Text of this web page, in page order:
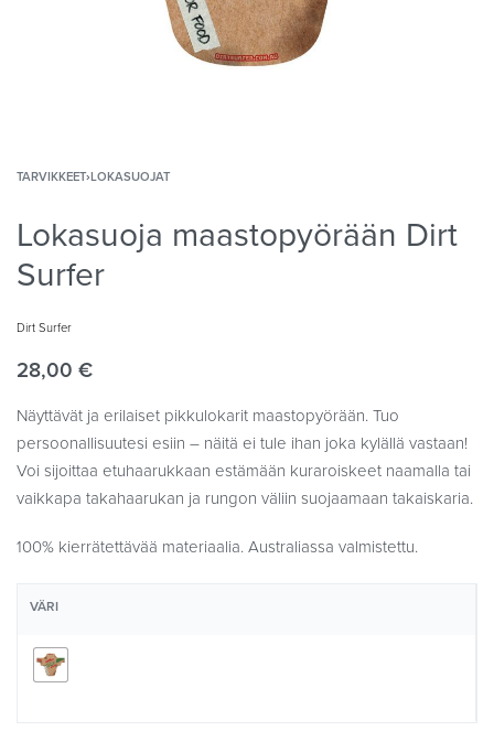
TARVIKKEET›LOKASUOJAT
Lokasuoja maastopyörään Dirt
Surfer
Dirt Surfer
28,00 €
Näyttävät ja erilaiset pikkulokarit maastopyörään. Tuo
persoonallisuutesi esiin – näitä ei tule ihan joka kylällä vastaan!
Voi sijoittaa etuhaarukkaan estämään kuraroiskeet naamalla tai
vaikkapa takahaarukan ja rungon väliin suojaamaan takaiskaria.
100% kierrätettävää materiaalia. Australiassa valmistettu.
VÄRI